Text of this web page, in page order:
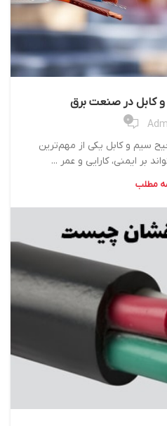
و کابل در صنعت برق
0
سیم و کابل یکی از مهم‌ترین
بر ایمنی، کارایی و عمر ...
مطلب